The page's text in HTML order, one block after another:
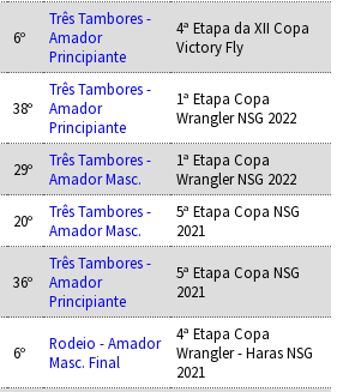
6º
Três Tambores -
Amador
Principiante
4ª Etapa da XII Copa
Victory Fly
38º
Três Tambores -
Amador
Principiante
1ª Etapa Copa
Wrangler NSG 2022
29º
Três Tambores -
Amador Masc.
1ª Etapa Copa
Wrangler NSG 2022
20º
Três Tambores -
Amador Masc.
5ª Etapa Copa NSG
2021
36º
Três Tambores -
Amador
Principiante
5ª Etapa Copa NSG
2021
6º
Rodeio - Amador
Masc. Final
4ª Etapa Copa
Wrangler - Haras NSG
2021